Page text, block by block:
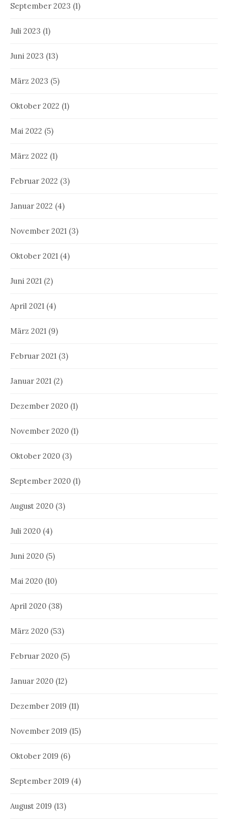
September 2023 (1)
Juli 2023 (1)
Juni 2023 (13)
März 2023 (5)
Oktober 2022 (1)
Mai 2022 (5)
März 2022 (1)
Februar 2022 (3)
Januar 2022 (4)
November 2021 (3)
Oktober 2021 (4)
Juni 2021 (2)
April 2021 (4)
März 2021 (9)
Februar 2021 (3)
Januar 2021 (2)
Dezember 2020 (1)
November 2020 (1)
Oktober 2020 (3)
September 2020 (1)
August 2020 (3)
Juli 2020 (4)
Juni 2020 (5)
Mai 2020 (10)
April 2020 (38)
März 2020 (53)
Februar 2020 (5)
Januar 2020 (12)
Dezember 2019 (11)
November 2019 (15)
Oktober 2019 (6)
September 2019 (4)
August 2019 (13)